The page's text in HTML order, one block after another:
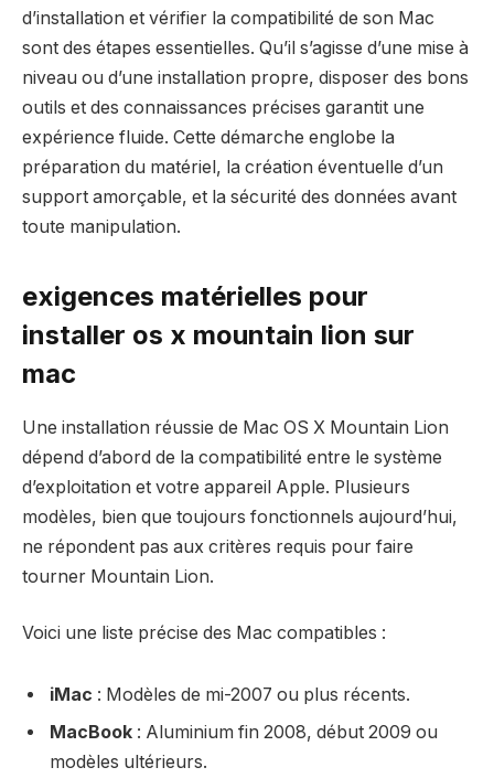
d’installation et vérifier la compatibilité de son Mac
sont des étapes essentielles. Qu’il s’agisse d’une mise à
niveau ou d’une installation propre, disposer des bons
outils et des connaissances précises garantit une
expérience fluide. Cette démarche englobe la
préparation du matériel, la création éventuelle d’un
support amorçable, et la sécurité des données avant
toute manipulation.
exigences matérielles pour
installer os x mountain lion sur
mac
Une installation réussie de Mac OS X Mountain Lion
dépend d’abord de la compatibilité entre le système
d’exploitation et votre appareil Apple. Plusieurs
modèles, bien que toujours fonctionnels aujourd’hui,
ne répondent pas aux critères requis pour faire
tourner Mountain Lion.
Voici une liste précise des Mac compatibles :
iMac : Modèles de mi-2007 ou plus récents.
MacBook : Aluminium fin 2008, début 2009 ou
modèles ultérieurs.